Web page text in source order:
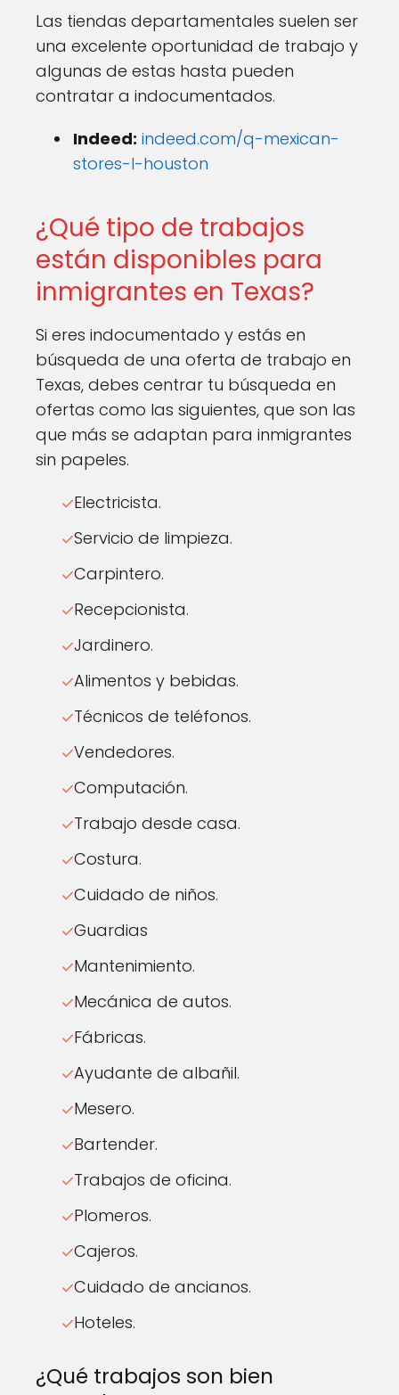
Las tiendas departamentales suelen ser
una excelente oportunidad de trabajo y
algunas de estas hasta pueden
contratar a indocumentados.
Indeed: indeed.com/q-mexican-
stores-l-houston
¿Qué tipo de trabajos
están disponibles para
inmigrantes en Texas?
Si eres indocumentado y estás en
búsqueda de una oferta de trabajo en
Texas, debes centrar tu búsqueda en
ofertas como las siguientes, que son las
que más se adaptan para inmigrantes
sin papeles.
Electricista.
Servicio de limpieza.
Carpintero.
Recepcionista.
Jardinero.
Alimentos y bebidas.
Técnicos de teléfonos.
Vendedores.
Computación.
Trabajo desde casa.
Costura.
Cuidado de niños.
Guardias
Mantenimiento.
Mecánica de autos.
Fábricas.
Ayudante de albañil.
Mesero.
Bartender.
Trabajos de oficina.
Plomeros.
Cajeros.
Cuidado de ancianos.
Hoteles.
¿Qué trabajos son bien